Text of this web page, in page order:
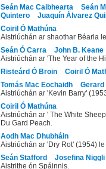
Seán Mac Caibhearta
Seán
Quintero
Juaquín Álvarez
Coiril Ó Mathúna
Aistriúchán ar shaothar Béarla
Seán Ó Carra
John B. Keane
Aistriúchán ar 'The Year of the
Risteárd Ó Broin
Coiril Ó
Tomás Mac Eochaidh
Gerard
Aistriúchán ar 'Kevin Barry'
Coiril Ó Mathúna
Aistriúchán ar ' The White
Du Gard Peach.
Aodh Mac Dhubháin
Aistriúchán ar 'Dry Rot' (1954)
Seán Stafford
Josefina Niggli
Aistrithe ón Spáinnis.